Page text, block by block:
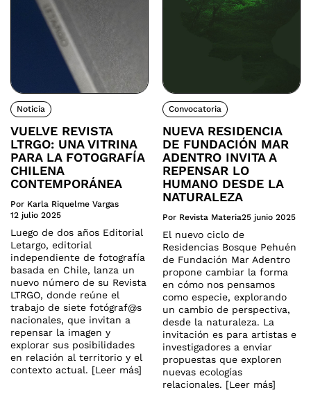
Noticia
VUELVE REVISTA
LTRGO: UNA VITRINA
PARA LA FOTOGRAFÍA
CHILENA
CONTEMPORÁNEA
Por Karla Riquelme Vargas
12 julio 2025
Luego de dos años Editorial
Letargo, editorial
independiente de fotografía
basada en Chile, lanza un
nuevo número de su Revista
LTRGO, donde reúne el
trabajo de siete fotógraf@s
nacionales, que invitan a
repensar la imagen y
explorar sus posibilidades
en relación al territorio y el
contexto actual. [Leer más]
Convocatoria
NUEVA RESIDENCIA
DE FUNDACIÓN MAR
ADENTRO INVITA A
REPENSAR LO
HUMANO DESDE LA
NATURALEZA
Por Revista Materia25 junio 2025
El nuevo ciclo de
Residencias Bosque Pehuén
de Fundación Mar Adentro
propone cambiar la forma
en cómo nos pensamos
como especie, explorando
un cambio de perspectiva,
desde la naturaleza. La
invitación es para artistas e
investigadores a enviar
propuestas que exploren
nuevas ecologías
relacionales. [Leer más]